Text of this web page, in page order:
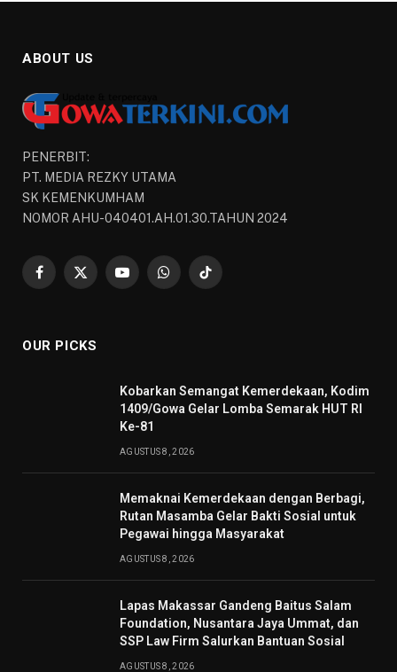
ABOUT US
PENERBIT:
PT. MEDIA REZKY UTAMA
SK KEMENKUMHAM
NOMOR AHU-040401.AH.01.30.TAHUN 2024
Facebook
X
YouTubeWhatsAppTikTok
OUR PICKS
Kobarkan Semangat Kemerdekaan, Kodim
1409/Gowa Gelar Lomba Semarak HUT RI
Ke-81
AGUSTUS 8, 2026
Memaknai Kemerdekaan dengan Berbagi,
Rutan Masamba Gelar Bakti Sosial untuk
Pegawai hingga Masyarakat
AGUSTUS 8, 2026
Lapas Makassar Gandeng Baitus Salam
Foundation, Nusantara Jaya Ummat, dan
SSP Law Firm Salurkan Bantuan Sosial
AGUSTUS 8, 2026